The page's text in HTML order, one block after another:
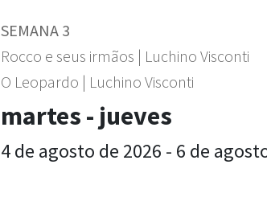
SEMANA 3
Rocco e seus irmãos | Luchino Visconti
O Leopardo | Luchino Visconti
martes - jueves
4 de agosto de 2026 - 6 de